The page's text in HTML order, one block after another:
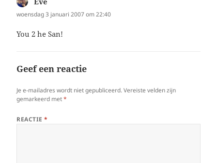
woensdag 3 januari 2007 om 22:40
You 2 he San!
Geef een reactie
Je e-mailadres wordt niet gepubliceerd. Vereiste velden zijn
gemarkeerd met*
REACTIE*